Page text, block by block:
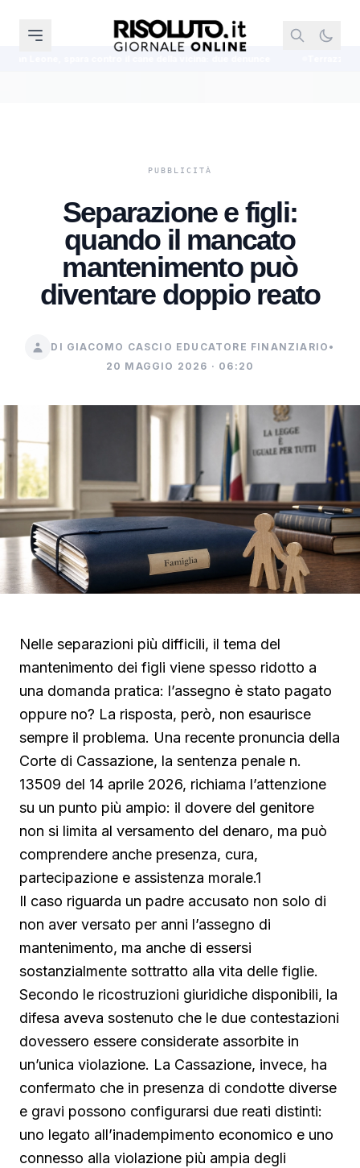
Separazione e figli:
quando il mancato
mantenimento può
diventare doppio reato
DI GIACOMO CASCIO EDUCATORE FINANZIARIO •
20 MAGGIO 2026 · 06:20
Nelle separazioni più difficili, il tema del
mantenimento dei figli viene spesso ridotto a
una domanda pratica: l’assegno è stato pagato
oppure no? La risposta, però, non esaurisce
sempre il problema. Una recente pronuncia della
Corte di Cassazione, la sentenza penale n.
13509 del 14 aprile 2026, richiama l’attenzione
su un punto più ampio: il dovere del genitore
non si limita al versamento del denaro, ma può
comprendere anche presenza, cura,
partecipazione e assistenza morale.1
Il caso riguarda un padre accusato non solo di
non aver versato per anni l’assegno di
mantenimento, ma anche di essersi
sostanzialmente sottratto alla vita delle figlie.
Secondo le ricostruzioni giuridiche disponibili, la
difesa aveva sostenuto che le due contestazioni
dovessero essere considerate assorbite in
un’unica violazione. La Cassazione, invece, ha
confermato che in presenza di condotte diverse
e gravi possono configurarsi due reati distinti:
uno legato all’inadempimento economico e uno
connesso alla violazione più ampia degli